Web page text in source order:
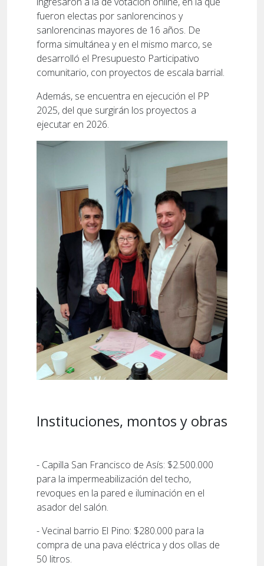
fueron electas por sanlorencinos y
sanlorencinas mayores de 16 años. De
forma simultánea y en el mismo marco, se
desarrolló el Presupuesto Participativo
comunitario, con proyectos de escala barrial.
Además, se encuentra en ejecución el PP
2025, del que surgirán los proyectos a
ejecutar en 2026.
Instituciones, montos y obras
- Capilla San Francisco de Asís: $2.500.000
para la impermeabilización del techo,
revoques en la pared e iluminación en el
asador del salón.
- Vecinal barrio El Pino: $280.000 para la
compra de una pava eléctrica y dos ollas de
50 litros.